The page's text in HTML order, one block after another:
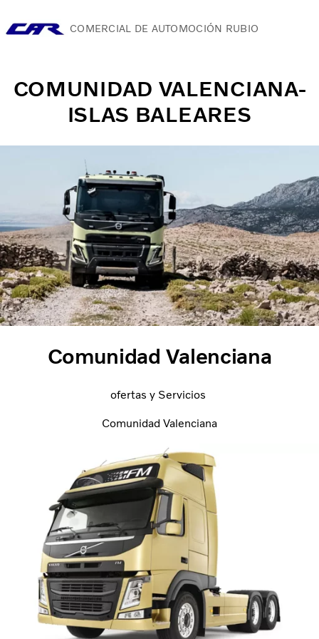
COMERCIAL DE AUTOMOCIÓN RUBIO
Camiones
Servicios
Camiones usados
Contacte con nosotros
Acerca de nosotros
COMUNIDAD VALENCIANA-
ISLAS BALEARES
Comunidad Valenciana
ofertas y Servicios
Comunidad Valenciana